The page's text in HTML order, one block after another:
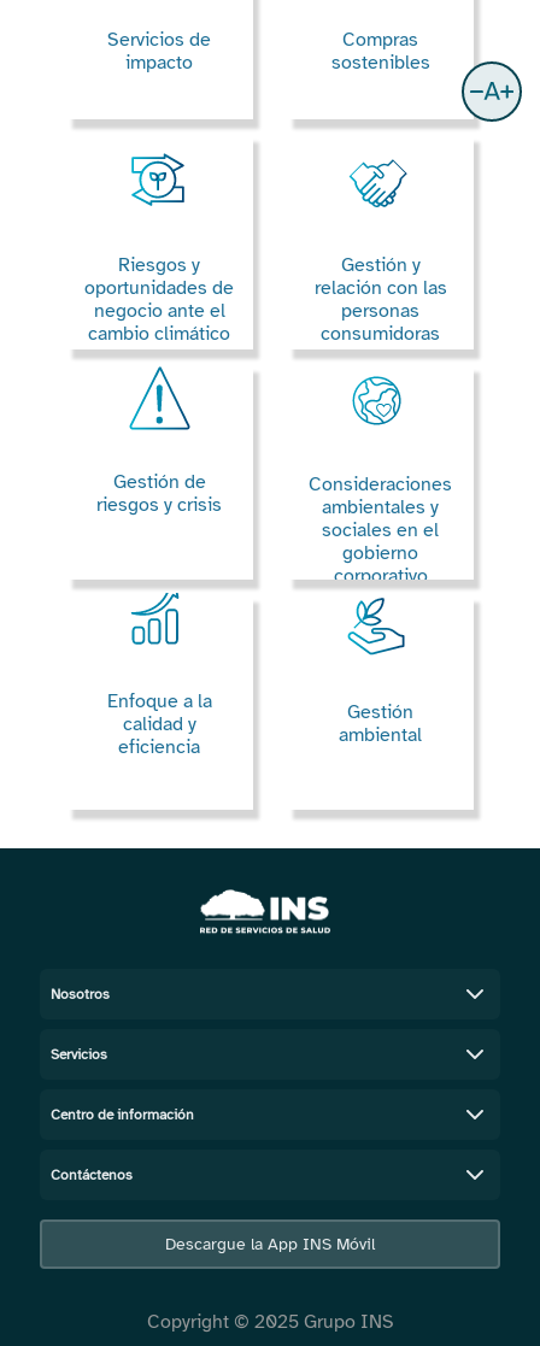
Servicios de
impacto
Compras
sostenibles
Riesgos y
oportunidades de
negocio ante el
cambio climático
Gestión y
relación con las
personas
consumidoras
Gestión de
riesgos y crisis
Consideraciones
ambientales y
sociales en el
gobierno
corporativo
Enfoque a la
calidad y
eficiencia
Gestión
ambiental
Nosotros
Servicios
Centro de información
Contáctenos
Descargue la App INS Móvil
Copyright © 2025 Grupo INS